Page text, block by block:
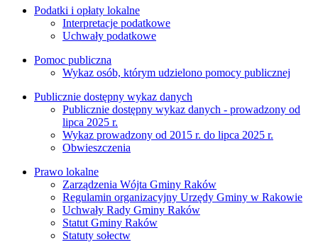
Podatki i opłaty lokalne
Interpretacje podatkowe
Uchwały podatkowe
Pomoc publiczna
Wykaz osób, którym udzielono pomocy publicznej
Publicznie dostępny wykaz danych
Publicznie dostępny wykaz danych - prowadzony od
lipca 2025 r.
Wykaz prowadzony od 2015 r. do lipca 2025 r.
Obwieszczenia
Prawo lokalne
Zarządzenia Wójta Gminy Raków
Regulamin organizacyjny Urzędy Gminy w Rakowie
Uchwały Rady Gminy Raków
Statut Gminy Raków
Statuty sołectw